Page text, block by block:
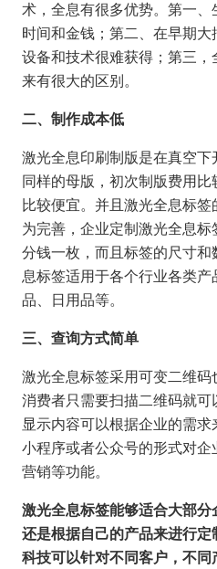
术，全息有很多优势。第一
时间和金钱；第二、在早期
设备和技术很难获得；第三
来有很大的区别。
二、制作成本低
激光全息印刷制版是在真空
同样的母版，初次制版费用
比较便宜。并且激光全息标
为完善，企业定制激光全息
分钱一枚，而且标签的尺寸
息标签适用于各个行业各类
品、日用品等。
三、查询方式简单
激光全息标签采用可变二维码
消费者只需要扫描二维码就
显示内容可以根据企业的需
小程序或者公众号的形式对
营销等功能。
激光全息标签能够适合大部
还是根据自己的产品来进行
科技可以针对不同客户，不